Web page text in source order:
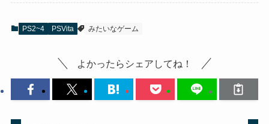
PS2~4 PSVita みたいなゲーム
よかったらシェアしてね！